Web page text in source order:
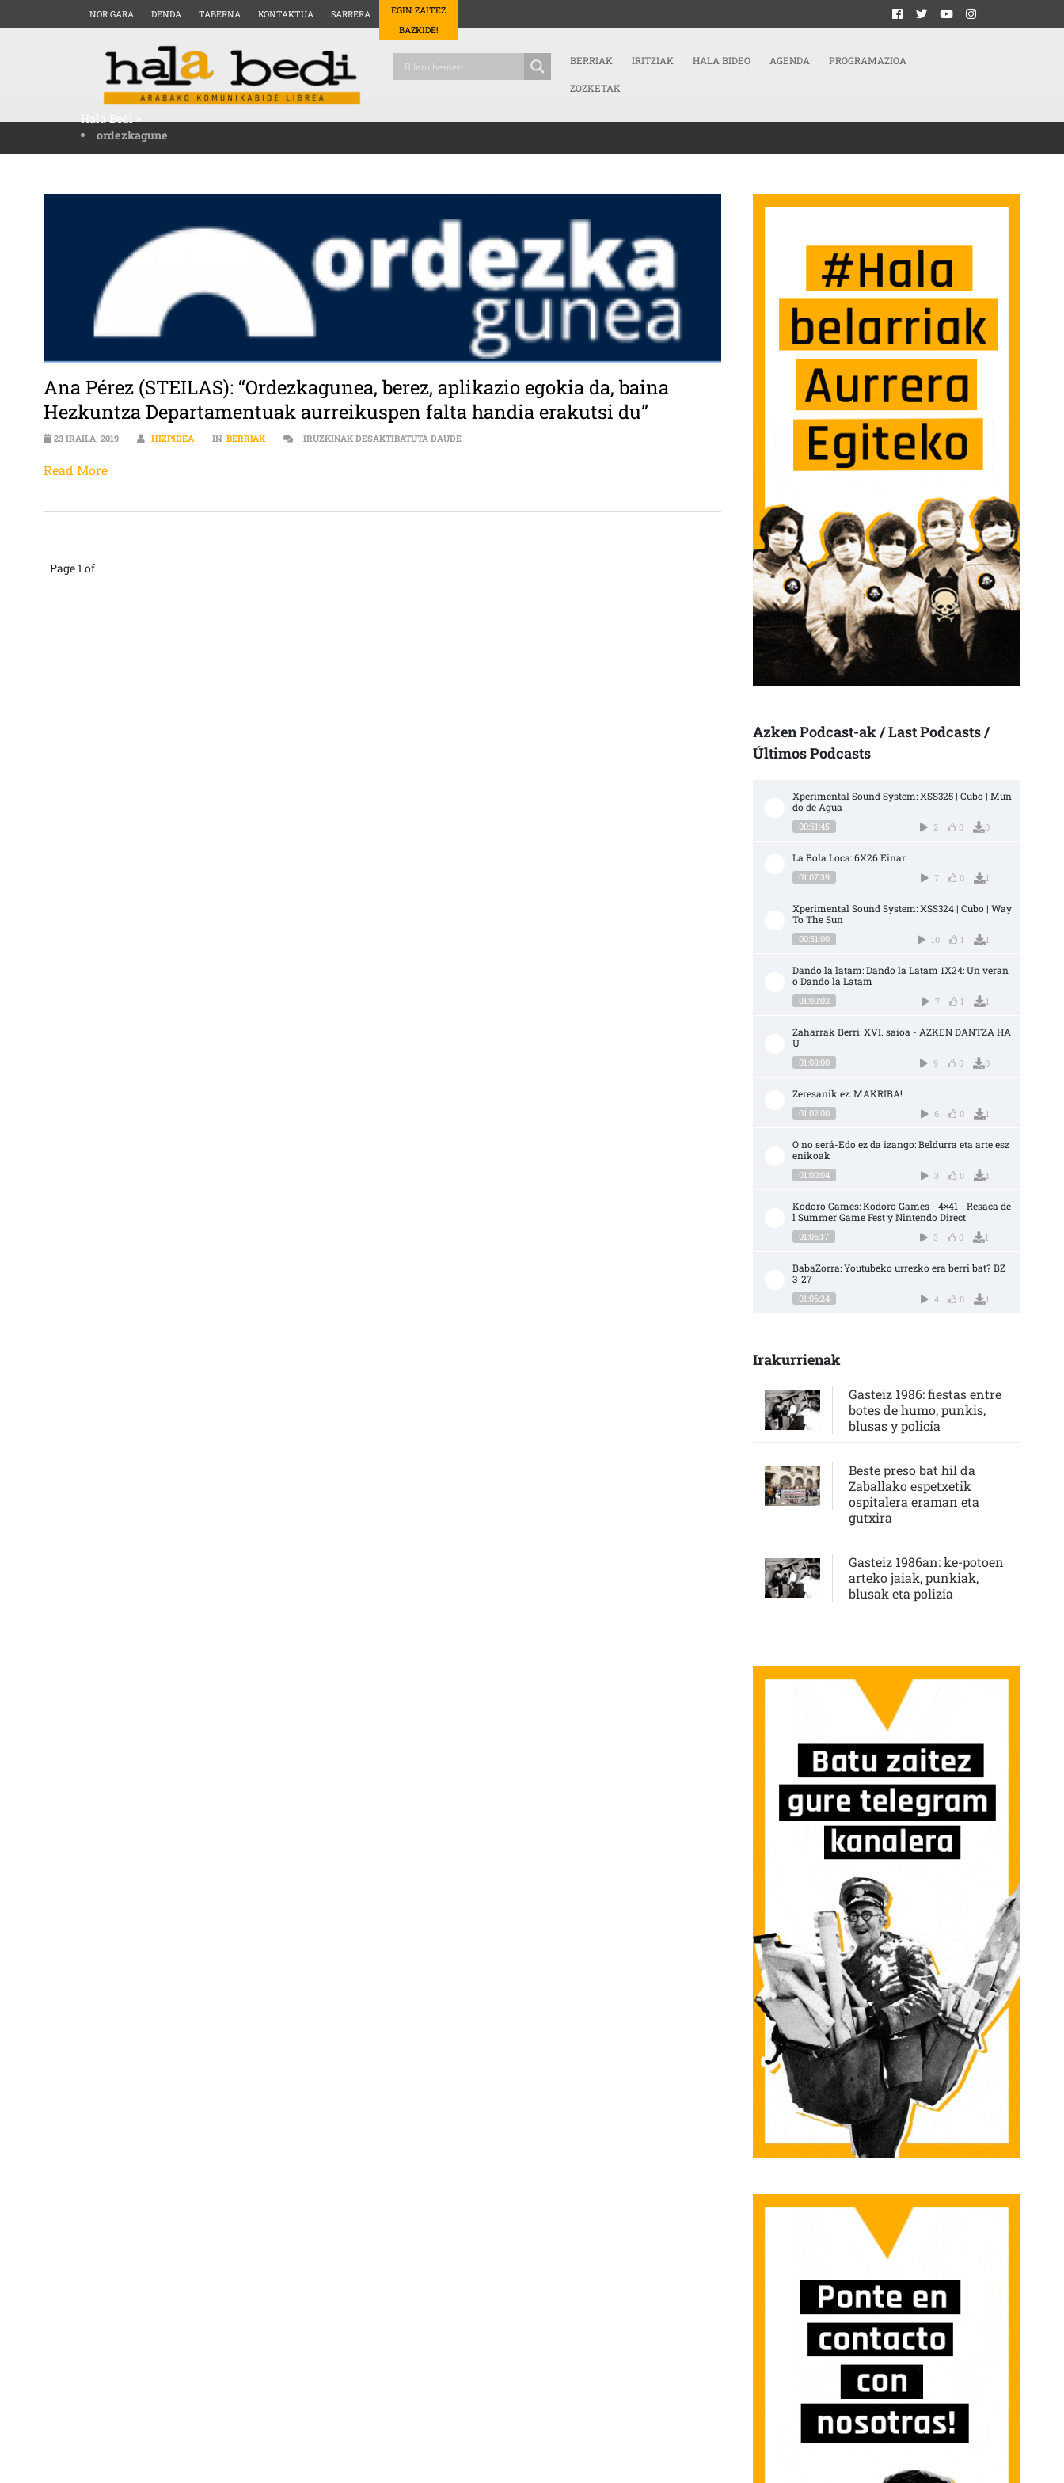
NOR GARA DENDA TABERNA KONTAKTUA SARRERA
EGIN ZAITEZ
BAZKIDE!
BERRIAK IRITZIAK HALA BIDEO AGENDA PROGRAMAZIOA
ZOZKETAK
Hala Bedi>
ordezkagune
Ana Pérez (STEILAS): “Ordezkagunea, berez, aplikazio egokia da, baina
Hezkuntza Departamentuak aurreikuspen falta handia erakutsi du”
23 IRAILA, 2019 HIZPIDEA IN BERRIAK IRUZKINAK DESAKTIBATUTA DAUDEANA PÉREZ (STEILAS): “ORDEZKAGUNEA, BEREZ, APLIKAZIO EGOKIA DA, BAINA HEZKUNTZA DEPARTAMENTUAK AURREIKUSPEN FALTA
Read More
Page 1 of
Azken Podcast-ak / Last Podcasts /
Últimos Podcasts
Xperimental Sound System: XSS325 | Cubo | Mun
do de Agua
00:51:45 2 0 0
La Bola Loca: 6X26 Einar
01:07:39 7 0 1
Xperimental Sound System: XSS324 | Cubo | Way
To The Sun
00:51:00 10 1 1
Dando la latam: Dando la Latam 1X24: Un veran
o Dando la Latam
01:00:02 7 1 1
Zaharrak Berri: XVI. saioa - AZKEN DANTZA HA
U
01:08:00 9 0 0
Zeresanik ez: MAKRIBA!
01:02:00 6 0 1
O no será-Edo ez da izango: Beldurra eta arte esz
enikoak
01:00:04 3 0 1
Kodoro Games: Kodoro Games - 4×41 - Resaca de
l Summer Game Fest y Nintendo Direct
01:06:17 3 0 1
BabaZorra: Youtubeko urrezko era berri bat? BZ
3-27
01:06:24 4 0 1
Irakurrienak
Gasteiz 1986: fiestas entre
botes de humo, punkis,
blusas y policía
Beste preso bat hil da
Zaballako espetxetik
ospitalera eraman eta
gutxira
Gasteiz 1986an: ke-potoen
arteko jaiak, punkiak,
blusak eta polizia